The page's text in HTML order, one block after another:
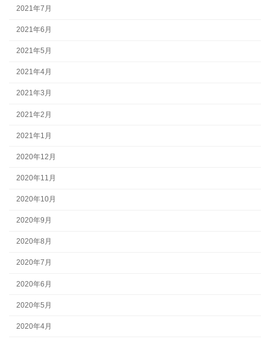
2021年7月
2021年6月
2021年5月
2021年4月
2021年3月
2021年2月
2021年1月
2020年12月
2020年11月
2020年10月
2020年9月
2020年8月
2020年7月
2020年6月
2020年5月
2020年4月